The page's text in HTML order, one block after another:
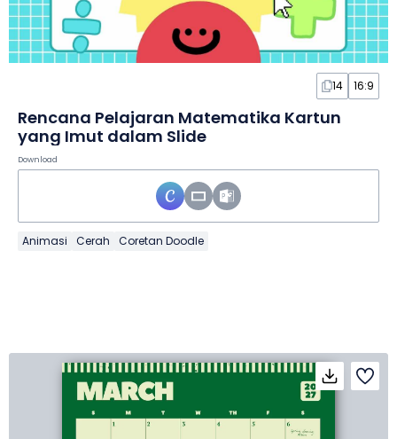
14 16:9
Rencana Pelajaran Matematika Kartun
yang Imut dalam Slide
Download
Animasi Cerah Coretan Doodle